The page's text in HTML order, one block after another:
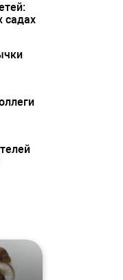
садах